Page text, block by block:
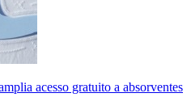
acesso gratuito a absorventes